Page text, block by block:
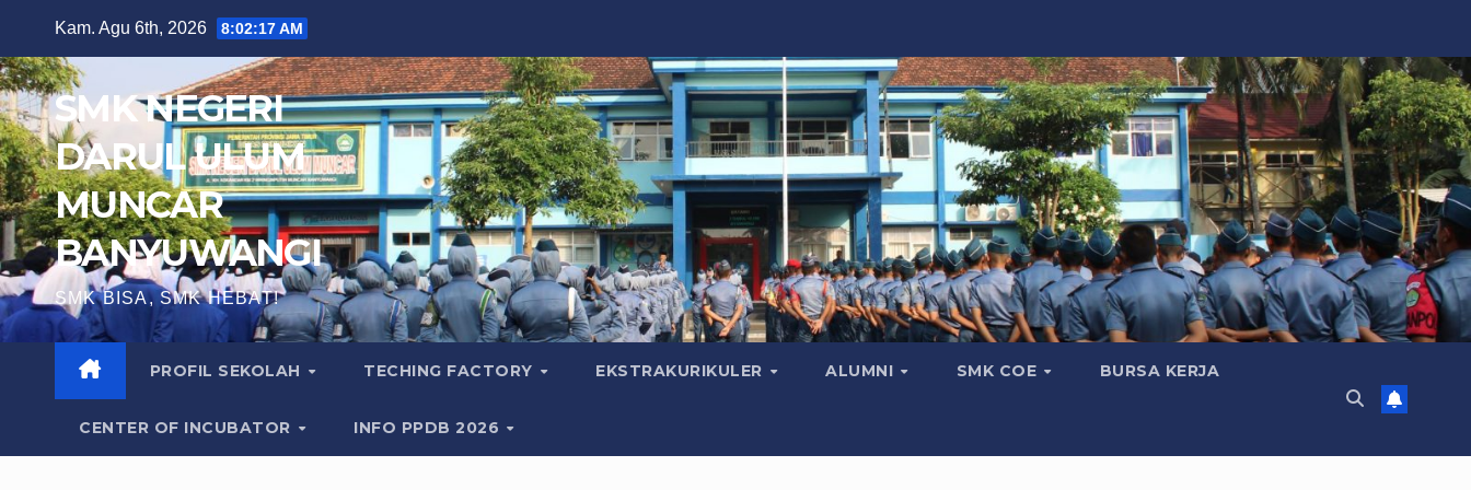
content
Kam. Agu 6th, 2026 8:02:18 AM
SMK NEGERI
DARUL ULUM
MUNCAR
BANYUWANGI
SMK BISA, SMK HEBAT!
PROFIL SEKOLAH TECHING FACTORY EKSTRAKURIKULER ALUMNI SMK COE BURSA KERJA
CENTER OF INCUBATOR INFO PPDB 2026